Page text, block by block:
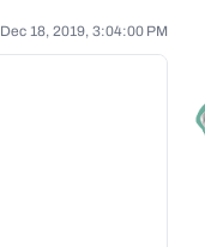
Dec 18, 2019, 3:04:00 PM